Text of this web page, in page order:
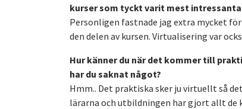
kurser som tyckt varit mest
Personligen fastnade jag extra mycket
den delen av kursen. Virtualisering var
Hur känner du när det kommer till
har du saknat något?
Hmm.. Det praktiska sker ju virtuellt så
lärarna och utbildningen har gjort allt de